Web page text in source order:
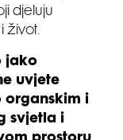
djeluju
život.
jako
uvjete
organskim i
svjetla i